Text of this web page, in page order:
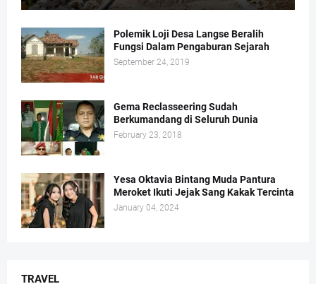
Polemik Loji Desa Langse Beralih
Fungsi Dalam Pengaburan Sejarah
September 24, 2019
Gema Reclasseering Sudah
Berkumandang di Seluruh Dunia
February 23, 2018
Yesa Oktavia Bintang Muda Pantura
Meroket Ikuti Jejak Sang Kakak Tercinta
January 04, 2024
TRAVEL